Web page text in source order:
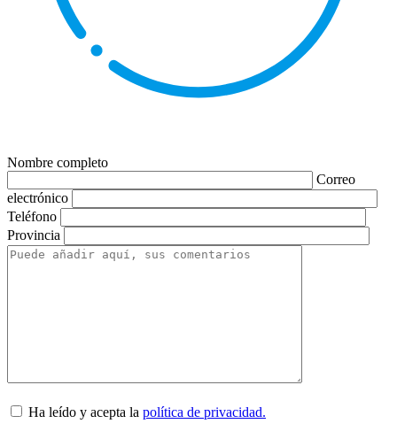
Nombre completo
Correo
electrónico
Teléfono
Provincia
Ha leído y acepta la política de privacidad.